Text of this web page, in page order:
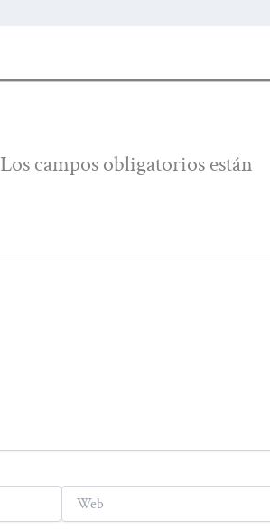
Los campos obligatorios están
Web